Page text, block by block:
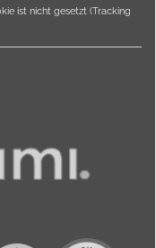
ist nicht gesetzt (Tracking